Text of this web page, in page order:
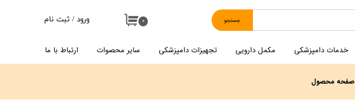
خدمات دامپزشکی مکمل دارویی تجهیزات دامپزشکی سایر محصوات ارتباط با ما
۰ جستجو ورود / ثبت نام
تغییر گذر واژه
صفحه محصول